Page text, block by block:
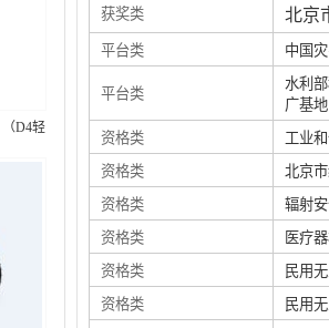
D4轻
获奖类 北京
平台类 中国
平台类
水利
广基地
资格类
工业
资格类
北京
资格类
辐射
资格类
医疗
资格类
民用
资格类
民用